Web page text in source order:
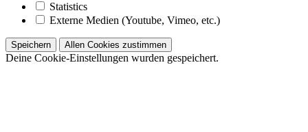
Statistics
Externe Medien (Youtube, Vimeo, etc.)
Speichern Allen Cookies zustimmen
Deine Cookie-Einstellungen wurden gespeichert.